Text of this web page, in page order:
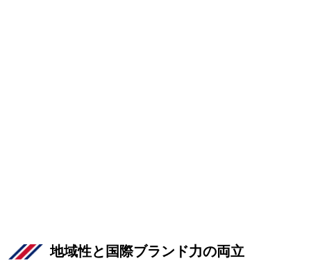
地域性と国際ブランド力の両立